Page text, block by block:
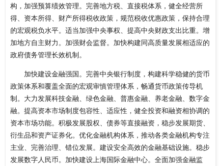
构，加强预算绩效管理。完善地方税、直接税体系，健全经营所
得、资本所得、财产所得税收政策，规范税收优惠政策，保持合理
的宏观税负水平。适当加强中央事权、提高中央财政支出比重。增
加地方自主财力。加强财会监督。加快构建同高质量发展相适应的
政府债务管理长效机制。
加快建设金融强国。完善中央银行制度，构建科学稳健的货币
政策体系和覆盖全面的宏观审慎管理体系，畅通货币政策传导机
制。大力发展科技金融、绿色金融、普惠金融、养老金融、数字金
融。提高资本市场制度包容性、适应性，健全投资和融资相协调的
资本市场功能。积极发展股权、债券等直接融资，稳步发展期货、
衍生品和资产证券化。优化金融机构体系，推动各类金融机构专注
主业、完善治理、错位发展。建设安全高效的金融基础设施。稳步
发展数字人民币。加快建设上海国际金融中心。全面加强金融监